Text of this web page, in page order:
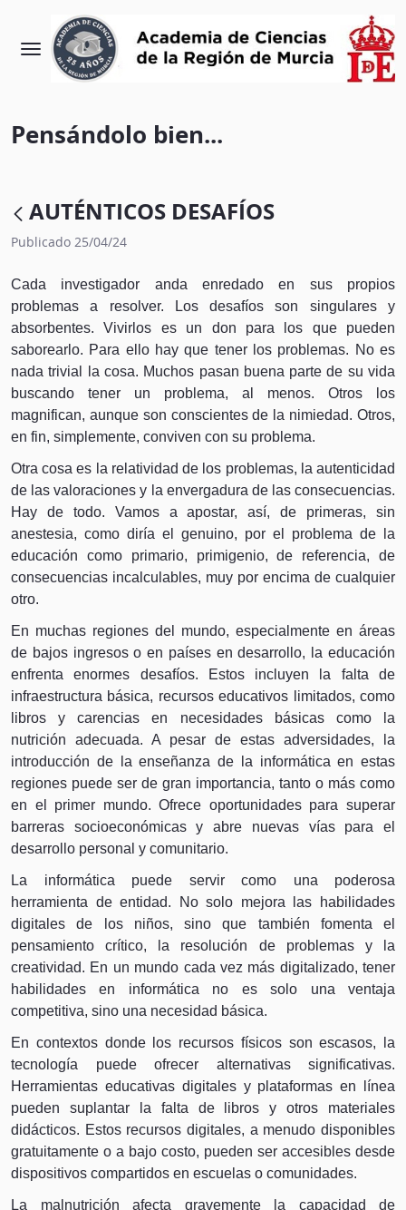
Pensándolo bien...
AUTÉNTICOS DESAFÍOS
Publicado 25/04/24
Cada investigador anda enredado en sus propios
problemas a resolver. Los desafíos son singulares y
absorbentes. Vivirlos es un don para los que pueden
saborearlo. Para ello hay que tener los problemas. No es
nada trivial la cosa. Muchos pasan buena parte de su vida
buscando tener un problema, al menos. Otros los
magnifican, aunque son conscientes de la nimiedad. Otros,
en fin, simplemente, conviven con su problema.
Otra cosa es la relatividad de los problemas, la autenticidad
de las valoraciones y la envergadura de las consecuencias.
Hay de todo. Vamos a apostar, así, de primeras, sin
anestesia, como diría el genuino, por el problema de la
educación como primario, primigenio, de referencia, de
consecuencias incalculables, muy por encima de cualquier
otro.
En muchas regiones del mundo, especialmente en áreas
de bajos ingresos o en países en desarrollo, la educación
enfrenta enormes desafíos. Estos incluyen la falta de
infraestructura básica, recursos educativos limitados, como
libros y carencias en necesidades básicas como la
nutrición adecuada. A pesar de estas adversidades, la
introducción de la enseñanza de la informática en estas
regiones puede ser de gran importancia, tanto o más como
en el primer mundo. Ofrece oportunidades para superar
barreras socioeconómicas y abre nuevas vías para el
desarrollo personal y comunitario.
La informática puede servir como una poderosa
herramienta de entidad. No solo mejora las habilidades
digitales de los niños, sino que también fomenta el
pensamiento crítico, la resolución de problemas y la
creatividad. En un mundo cada vez más digitalizado, tener
habilidades en informática no es solo una ventaja
competitiva, sino una necesidad básica.
En contextos donde los recursos físicos son escasos, la
tecnología puede ofrecer alternativas significativas.
Herramientas educativas digitales y plataformas en línea
pueden suplantar la falta de libros y otros materiales
didácticos. Estos recursos digitales, a menudo disponibles
gratuitamente o a bajo costo, pueden ser accesibles desde
dispositivos compartidos en escuelas o comunidades.
La malnutrición afecta gravemente la capacidad de